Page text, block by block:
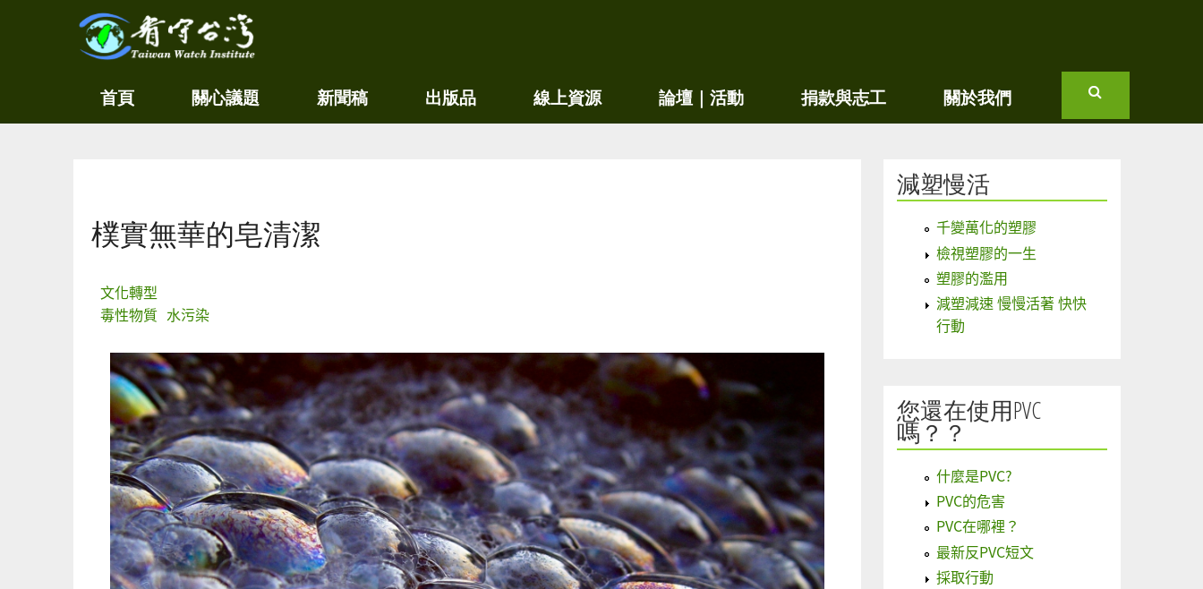
容
看守
台灣
環
首頁 關心議題 新聞稿 出版品 線上資源 論壇｜活動 捐款與志工 關於我們
尋
樸實無華的皂清潔
文化轉型
毒性物質 水污染
減塑慢活
千變萬化的塑膠
檢視塑膠的一生
塑膠的濫用
減塑減速 慢慢活著 快快
行動
您還在使用PVC
嗎？？
什麼是PVC?
PVC的危害
PVC在哪裡？
最新反PVC短文
採取行動